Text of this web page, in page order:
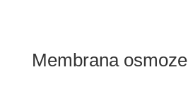
Membrana osmoze